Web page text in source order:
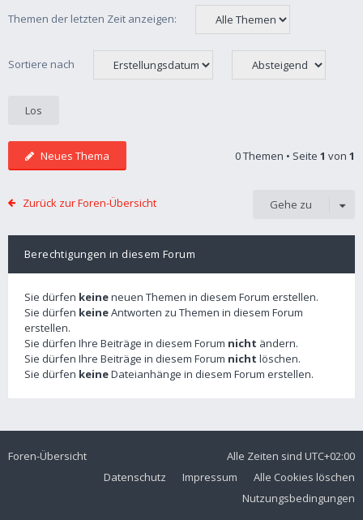
Themen der letzten Zeit anzeigen:
Sortiere nach
Neues Thema 0 Themen • Seite 1 von 1
Zurück zur Foren-Übersicht Gehe zu
Berechtigungen in diesem Forum
Sie dürfen keineneuen Themen in diesem Forum erstellen.
Sie dürfen keineAntworten zu Themen in diesem Forum
erstellen.
Sie dürfen Ihre Beiträge in diesem Forum nicht ändern.
Sie dürfen Ihre Beiträge in diesem Forum nicht löschen.
Sie dürfen keineDateianhänge in diesem Forum erstellen.
Foren-Übersicht Alle Zeiten sind UTC+02:00
Alle Cookies löschen
Impressum
Datenschutz
Nutzungsbedingungen